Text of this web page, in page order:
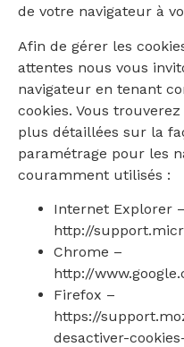
de votre navigateur à
Afin de gérer les
attentes nous vous
navigateur en tenant
cookies. Vous
plus détaillées sur la
paramétrage pour les
couramment utilisés :
Internet Explorer –
http://
Chrome –
http://
Firefox –
https://
desactiver-